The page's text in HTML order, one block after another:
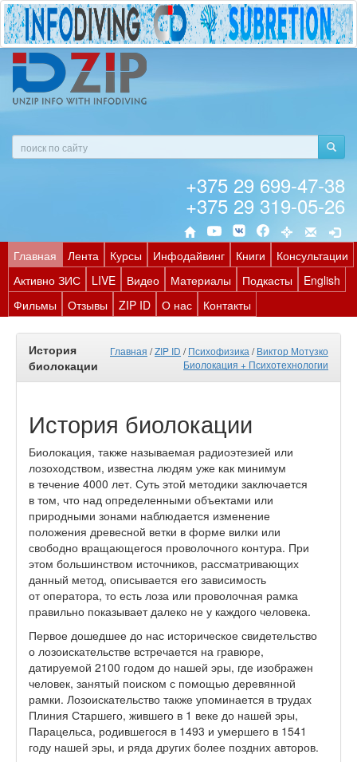
+375 29 699-47-38
+375 29 319-05-26
Главная Лента Курсы Инфодайвинг Книги
Консультации
Активно ЗИС
LIVE Видео Материалы Подкасты
English
Фильмы
Отзывы ZIP ID О нас Контакты
История
биолокации
Главная /ZIP ID /Психофизика /Виктор Мотузко
Биолокация + Психотехнологии
История биолокации
Биолокация, также называемая радиоэтезией или
лозоходством, известна людям уже как минимум
в течение 4000 лет. Суть этой методики заключается
в том, что над определенными объектами или
природными зонами наблюдается изменение
положения древесной ветки в форме вилки или
свободно вращающегося проволочного контура. При
этом большинством источников, рассматривающих
данный метод, описывается его зависимость
от оператора, то есть лоза или проволочная рамка
правильно показывает далеко не у каждого человека.
Первое дошедшее до нас историческое свидетельство
о лозоискательстве встречается на гравюре,
датируемой 2100 годом до нашей эры, где изображен
человек, занятый поиском с помощью деревянной
рамки. Лозоискательство также упоминается в трудах
Плиния Старшего, жившего в 1 веке до нашей эры,
Парацельса, родившегося в 1493 и умершего в 1541
году нашей эры, и ряда других более поздних авторов.